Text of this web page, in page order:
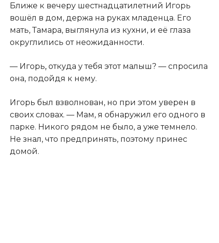
Ближе к вечеру шестнадцатилетний Игорь
вошёл в дом, держа на руках младенца. Его
мать, Тамара, выглянула из кухни, и её глаза
округлились от неожиданности.
— Игорь, откуда у тебя этот малыш? — спросила
она, подойдя к нему.
Игорь был взволнован, но при этом уверен в
своих словах. — Мам, я обнаружил его одного в
парке. Никого рядом не было, а уже темнело.
Не знал, что предпринять, поэтому принес
домой.